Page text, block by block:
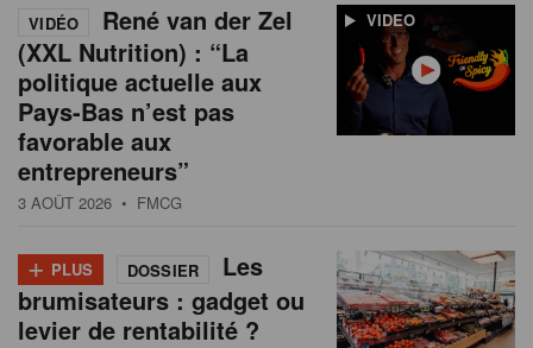
VIDEO
VIDÉO
René van der Zel
(XXL Nutrition) : “La
politique actuelle aux
Pays-Bas n’est pas
favorable aux
entrepreneurs”
3 AOÛT 2026 • FMCG
+ PLUS DOSSIER
Les
brumisateurs : gadget ou
levier de rentabilité ?